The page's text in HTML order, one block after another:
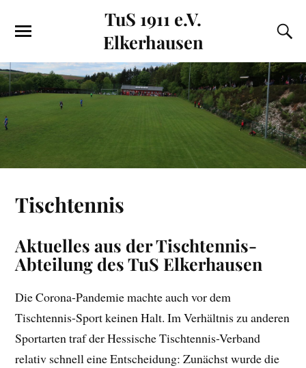
TuS 1911 e.V.
Elkerhausen
Tischtennis
Aktuelles aus der Tischtennis-
Abteilung des TuS Elkerhausen
Die Corona-Pandemie machte auch vor dem
Tischtennis-Sport keinen Halt. Im Verhältnis zu anderen
Sportarten traf der Hessische Tischtennis-Verband
relativ schnell eine Entscheidung: Zunächst wurde die